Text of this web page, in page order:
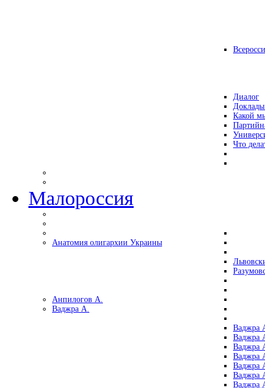
Диалог
Какой
Что
Малороссия
Анатомия олигархии Украины
Анпилогов А.
Ваджра А.
Ваджра
Ваджра
Ваджра
Ваджра
Ваджра
Ваджра
Ваджра